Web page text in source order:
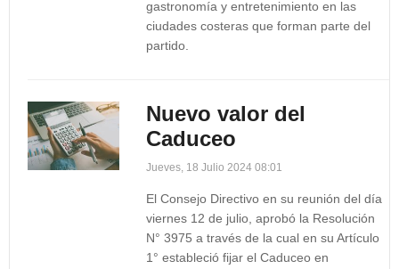
gastronomía y entretenimiento en las
ciudades costeras que forman parte del
partido.
Nuevo valor del
Caduceo
Jueves, 18 Julio 2024 08:01
El Consejo Directivo en su reunión del día
viernes 12 de julio, aprobó la Resolución
N° 3975 a través de la cual en su Artículo
1° estableció fijar el Caduceo en